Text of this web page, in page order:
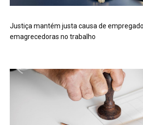
Justiça mantém justa causa de
emagrecedoras no trabalho